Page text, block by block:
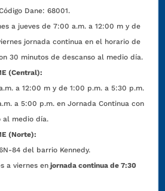
Dane: 68001.
a jueves de 7:00 a.m. a 12:00 m y de
jornada continua en el horario de
30 minutos de descanso al medio día.
(Central):
a 12:00 m y de 1:00 p.m. a 5:30 p.m.
p.m. en Jornada Continua con
al medio día.
(Norte):
84 del barrio Kennedy.
a viernes en jornada continua de 7:30